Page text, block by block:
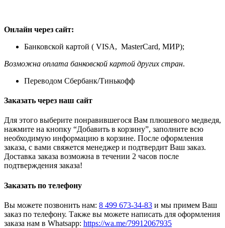
Онлайн через сайт:
Банковской картой ( VISA, MasterCard, МИР);
Возможна оплата банковской картой других стран.
Переводом Сбербанк/Тинькофф
Заказать через наш сайт
Для этого выберите понравившегося Вам плюшевого медведя,
нажмите на кнопку “Добавить в корзину”, заполните всю
необходимую информацию в корзине. После оформления
заказа, с вами свяжется менеджер и подтвердит Ваш заказ.
Доставка заказа возможна в течении 2 часов после
подтверждения заказа!
Заказать по телефону
Вы можете позвонить нам: 8 499 673-34-83 и мы примем Ваш
заказ по телефону. Также вы можете написать для оформления
заказа нам в Whatsapp: https://wa.me/79912067935